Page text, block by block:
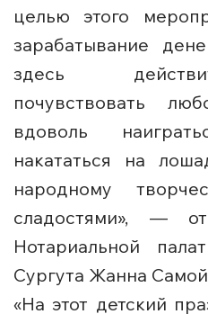
целью этого
зарабатывание
здесь
почувствовать
вдоволь
накататься на
народному
сладостями», —
Нотариальной
Сургута Жанна
«На этот детский